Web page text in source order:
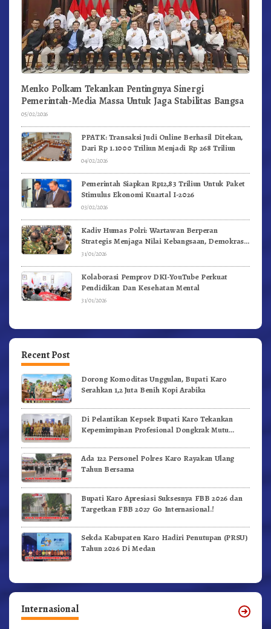
Menko Polkam Tekankan Pentingnya Sinergi
Pemerintah-Media Massa Untuk Jaga Stabilitas Bangsa
05/02/2026
PPATK: Transaksi Judi Online Berhasil Ditekan,
Dari Rp 1.1000 Triliun Menjadi Rp 268 Triliun
04/02/2026
Pemerintah Siapkan Rp12,83 Triliun Untuk Paket
Stimulus Ekonomi Kuartal I-2026
03/02/2026
Kadiv Humas Polri: Wartawan Berperan
Strategis Menjaga Nilai Kebangsaan, Demokrasi,
dan NKRI
31/01/2026
Kolaborasi Pemprov DKI-YouTube Perkuat
Pendidikan Dan Kesehatan Mental
31/01/2026
Recent Post
Dorong Komoditas Unggulan, Bupati Karo
Serahkan 1,2 Juta Benih Kopi Arabika
Di Pelantikan Kepsek Bupati Karo Tekankan
Kepemimpinan Profesional Dongkrak Mutu
Ada 122 Personel Polres Karo Rayakan Ulang
Tahun Bersama
Bupati Karo Apresiasi Suksesnya FBB 2026 dan
Targetkan FBB 2027 Go Internasional.!
Sekda Kabupaten Karo Hadiri Penutupan (PRSU)
Tahun 2026 Di Medan
Internasional